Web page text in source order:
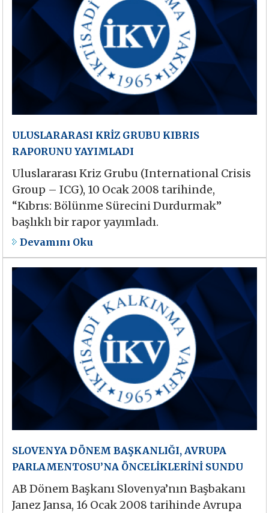
ULUSLARARASI KRİZ GRUBU KIBRIS
RAPORUNU YAYIMLADI
Uluslararası Kriz Grubu (International Crisis
Group – ICG), 10 Ocak 2008 tarihinde,
“Kıbrıs: Bölünme Sürecini Durdurmak”
başlıklı bir rapor yayımladı.
Devamını Oku
SLOVENYA DÖNEM BAŞKANLIĞI, AVRUPA
PARLAMENTOSU’NA ÖNCELİKLERİNİ SUNDU
AB Dönem Başkanı Slovenya’nın Başbakanı
Janez Jansa, 16 Ocak 2008 tarihinde Avrupa